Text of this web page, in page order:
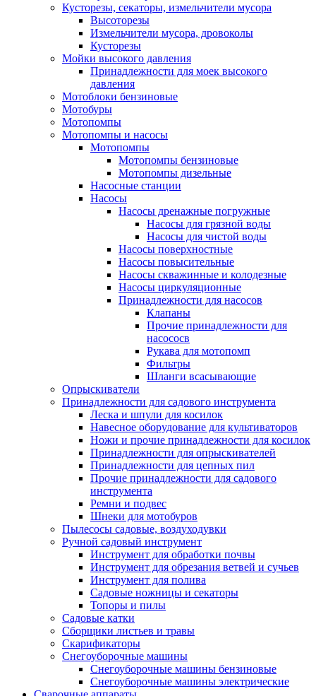
Кусторезы, секаторы, измельчители мусора
Высоторезы
Измельчители мусора, дровоколы
Кусторезы
Мойки высокого давления
Принадлежности для моек высокого
давления
Мотоблоки бензиновые
Мотобуры
Мотопомпы
Мотопомпы и насосы
Мотопомпы
Мотопомпы бензиновые
Мотопомпы дизельные
Насосные станции
Насосы
Насосы дренажные погружные
Насосы для грязной воды
Насосы для чистой воды
Насосы поверхностные
Насосы повысительные
Насосы скважинные и колодезные
Насосы циркуляционные
Принадлежности для насосов
Клапаны
Прочие принадлежности для
насососв
Рукава для мотопомп
Фильтры
Шланги всасывающие
Опрыскиватели
Принадлежности для садового инструмента
Леска и шпули для косилок
Навесное оборудование для культиваторов
Ножи и прочие принадлежности для косилок
Принадлежности для опрыскивателей
Принадлежности для цепных пил
Прочие принадлежности для садового
инструмента
Ремни и подвес
Шнеки для мотобуров
Пылесосы садовые, воздуходувки
Ручной садовый инструмент
Инструмент для обработки почвы
Инструмент для обрезания ветвей и сучьев
Инструмент для полива
Садовые ножницы и секаторы
Топоры и пилы
Садовые катки
Сборщики листьев и травы
Скарификаторы
Снегоуборочные машины
Снегоуборочные машины бензиновые
Снегоуборочные машины электрические